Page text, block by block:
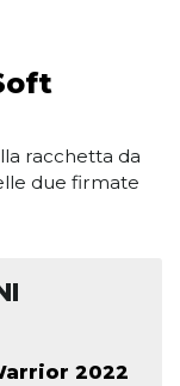
racchetta da
due firmate
2022